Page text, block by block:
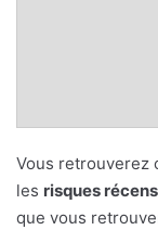
Vous retrouverez
les risques
que vous